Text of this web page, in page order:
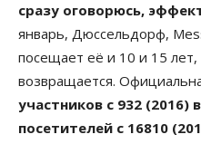
сразу оговорюсь,
январь, Дюссельдорф,
посещает её и 10 и 15 лет,
возвращается.
участников с 932 (2016)
посетителей с 16810